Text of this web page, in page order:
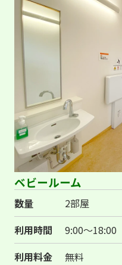
ベビールーム
数量
2部屋
利用時間
9:00～18:00
利用料金
無料